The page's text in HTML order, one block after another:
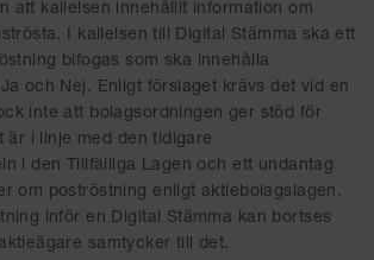
att kallelsen innehållit information om
I kallelsen till Digital Stämma ska ett
bifogas som ska innehålla
och Nej. Enligt förslaget krävs det vid en
inte att bolagsordningen ger stöd för
är i linje med den tidigare
i den Tillfälliga Lagen och ett undantag
om poströstning enligt aktiebolagslagen.
inför en Digital Stämma kan bortses
samtycker till det.